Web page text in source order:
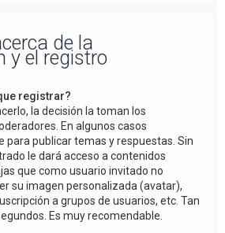
de la
y el registro
registrar?
la decisión la toman los
En algunos casos
para publicar temas y respuestas. Sin
le dará acceso a contenidos
que como usuario invitado no
su imagen personalizada (avatar),
a grupos de usuarios, etc. Tan
Es muy recomendable.